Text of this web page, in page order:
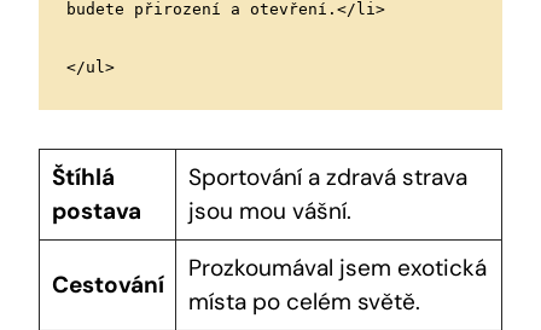
budete přirození a otevření.</li>
</ul>
Štíhlá
postava
Sportování a zdravá strava
jsou mou vášní.
Cestování
Prozkoumával jsem exotická
místa po celém světě.